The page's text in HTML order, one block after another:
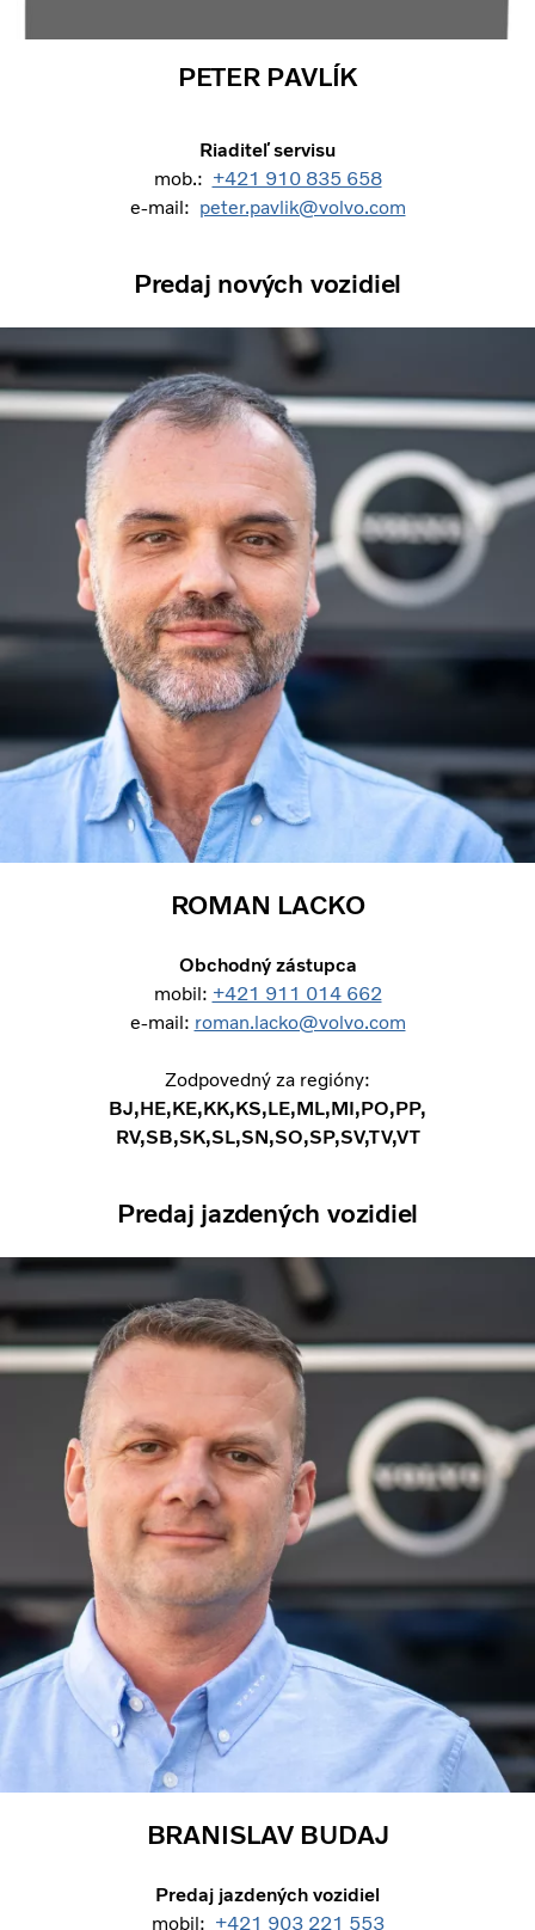
PETER PAVLÍK
Riaditeľ servisu
mob.: +421 910 835 658
e-mail: peter.pavlik@volvo.com
Predaj nových vozidiel
ROMAN LACKO
Obchodný zástupca
mobil: +421 911 014 662
e-mail: roman.lacko@volvo.com
Zodpovedný za regióny:
BJ,HE,KE,KK,KS,LE,ML,MI,PO,PP,
RV,SB,SK,SL,SN,SO,SP,SV,TV,VT
Predaj jazdených vozidiel
BRANISLAV BUDAJ
Predaj jazdených vozidiel
mobil: +421 903 221 553